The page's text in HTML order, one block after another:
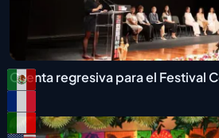
Cuenta regresiva para el Festival